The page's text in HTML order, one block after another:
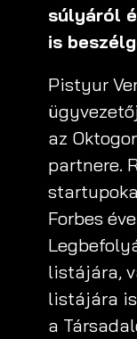
súlyáról
is
Pistyur
az
partnere.
Forbes
listájára,
listájára
a